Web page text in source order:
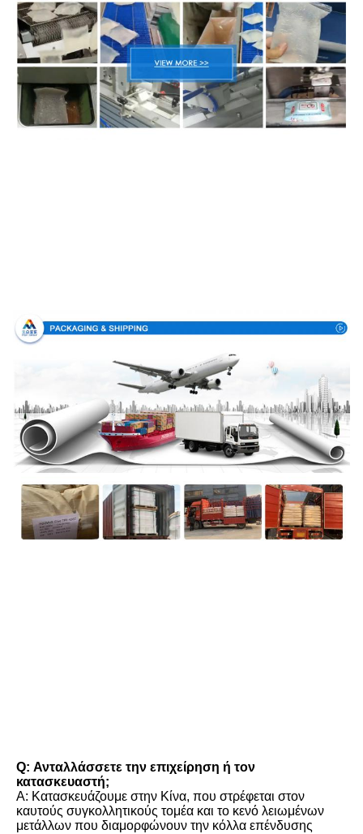
Q: Ανταλλάσσετε την επιχείρηση ή τον
κατασκευαστή;
Α: Κατασκευάζουμε στην Κίνα, που στρέφεται στον
καυτούς συγκολλητικούς τομέα και το κενό λειωμένων
μετάλλων που διαμορφώνουν την κόλλα επένδυσης